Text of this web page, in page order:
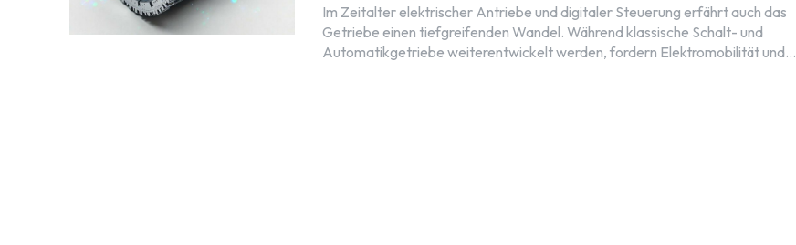
Im Zeitalter elektrischer Antriebe und digitaler Steuerung erfährt auch das
Getriebe einen tiefgreifenden Wandel. Während klassische Schalt- und
Automatikgetriebe weiterentwickelt werden, fordern Elektromobilität und...